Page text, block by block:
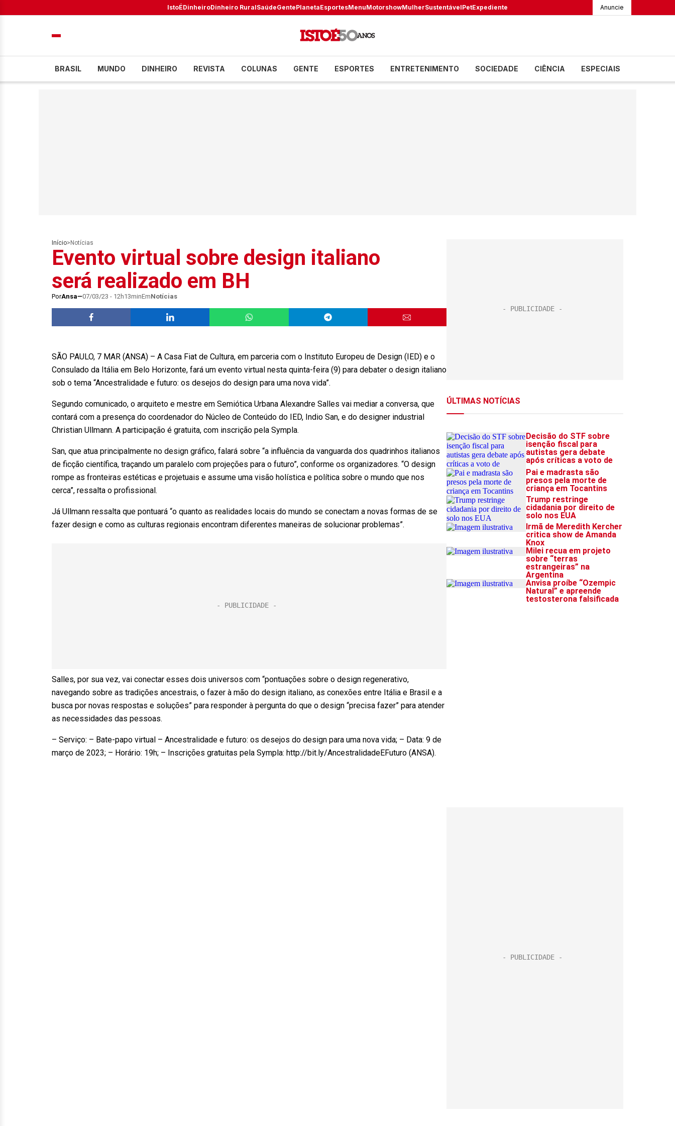
IstoÉDinheiroDinheiro RuralSaúdeGentePlanetaEsportesMenuMotorshowMulherSustentávelPetExpediente Anuncie
BRASIL MUNDO DINHEIRO REVISTA COLUNAS GENTE ESPORTES ENTRETENIMENTO SOCIEDADE CIÊNCIA ESPECIAIS
Início> Notícias
Evento virtual sobre design italiano
será realizado em BH
PorAnsa 07/03/23 - 12h13minEmNotícias
SÃO PAULO, 7 MAR (ANSA) – A Casa Fiat de Cultura, em parceria com o Instituto Europeu de Design (IED) e o
Consulado da Itália em Belo Horizonte, fará um evento virtual nesta quinta-feira (9) para debater o design italiano
sob o tema “Ancestralidade e futuro: os desejos do design para uma nova vida”.
Segundo comunicado, o arquiteto e mestre em Semiótica Urbana Alexandre Salles vai mediar a conversa, que
contará com a presença do coordenador do Núcleo de Conteúdo do IED, Indio San, e do designer industrial
Christian Ullmann. A participação é gratuita, com inscrição pela Sympla.
San, que atua principalmente no design gráfico, falará sobre “a influência da vanguarda dos quadrinhos italianos
de ficção científica, traçando um paralelo com projeções para o futuro”, conforme os organizadores. “O design
rompe as fronteiras estéticas e projetuais e assume uma visão holística e política sobre o mundo que nos
cerca”, ressalta o profissional.
Já Ullmann ressalta que pontuará “o quanto as realidades locais do mundo se conectam a novas formas de se
fazer design e como as culturas regionais encontram diferentes maneiras de solucionar problemas”.
Salles, por sua vez, vai conectar esses dois universos com “pontuações sobre o design regenerativo,
navegando sobre as tradições ancestrais, o fazer à mão do design italiano, as conexões entre Itália e Brasil e a
busca por novas respostas e soluções” para responder à pergunta do que o design “precisa fazer” para atender
as necessidades das pessoas.
– Serviço: – Bate-papo virtual – Ancestralidade e futuro: os desejos do design para uma nova vida; – Data: 9 de
março de 2023; – Horário: 19h; – Inscrições gratuitas pela Sympla: http://bit.ly/AncestralidadeEFuturo (ANSA).